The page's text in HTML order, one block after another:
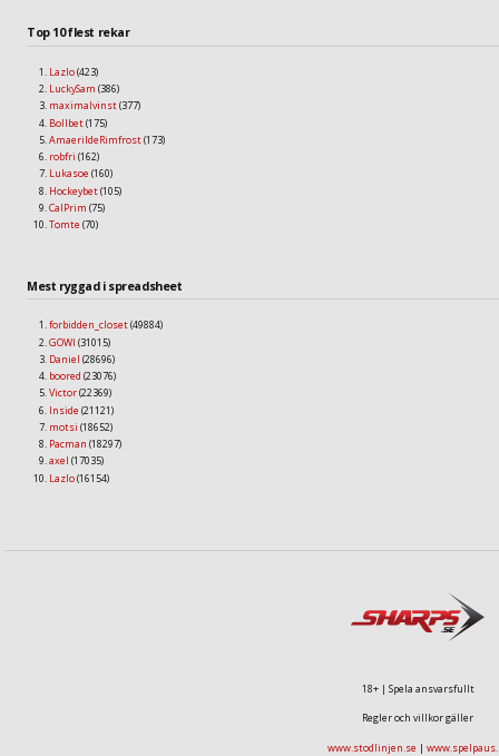
Top 10 flest rekar
Lazlo(423)
LuckySam (386)
maximalvinst(377)
Bollbet(175)
AmaerildeRimfrost(173)
robfri (162)
Lukasoe (160)
Hockeybet(105)
CalPrim (75)
Tomte (70)
Mest ryggad i spreadsheet
forbidden_closet(49884)
GOWI (31015)
Daniel (28696)
boored (23076)
Victor(22369)
Inside (21121)
motsi (18652)
Pacman (18297)
axel (17035)
Lazlo(16154)
18+ | Spela ansvarsfullt
Regler och villkor gäller
www.stodlinjen.se |